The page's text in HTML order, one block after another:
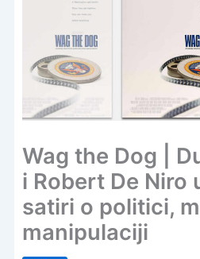
Wag the Dog |
i Robert De Niro
satiri o politici,
manipulaciji